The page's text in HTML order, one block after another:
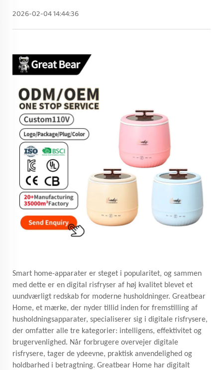
2026-02-04 14:44:36
Smart home-apparater er steget i popularitet, og sammen
med dette er en digital risfryser af høj kvalitet blevet et
uundværligt redskab for moderne husholdninger. Greatbear
Home, et mærke, der nyder tillid inden for fremstilling af
husholdningsapparater, specialiserer sig i digitale risfrysere,
der omfatter alle tre kategorier: intelligens, effektivitet og
brugervenlighed. Når forbrugere overvejer digitale
risfrysere, tager de ydeevne, praktisk anvendelighed og
holdbarhed i betragtning. Greatbear Home har digitalt